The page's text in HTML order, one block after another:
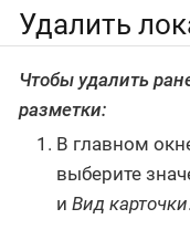
Удалить
Чтобы удалить
разметки:
В главном
выберите
и Вид карточки.